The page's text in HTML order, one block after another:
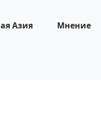
Азия Мнение